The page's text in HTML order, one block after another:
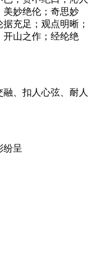
美妙绝伦；奇思妙
充足；观点明晰；
开山之作；经纶绝
、扣人心弦、耐人
纷呈